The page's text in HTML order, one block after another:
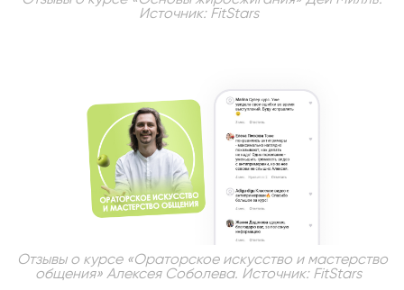
Источник: FitStars
Отзывы о курсе «Ораторское искусство и мастерство
общения» Алексея Соболева. Источник: FitStars